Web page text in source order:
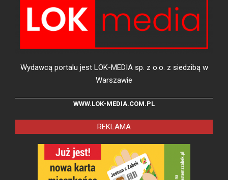
Wydawcą portalu jest LOK-MEDIA sp. z o.o. z siedzibą w
Warszawie
WWW.LOK-MEDIA.COM.PL
REKLAMA